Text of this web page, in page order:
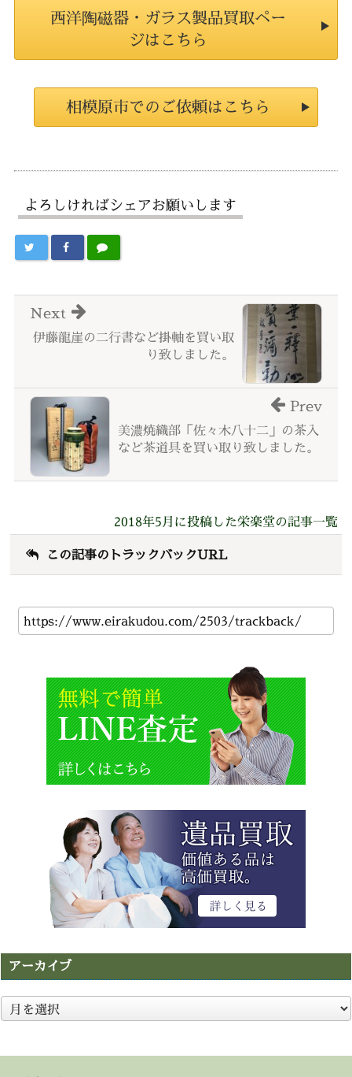
西洋陶磁器・ガラス製品買取ペー
ジはこちら
相模原市でのご依頼はこちら
よろしければシェアお願いします
伊藤龍崖の二行書など掛軸を買い取
り致しました。
Next
美濃焼織部「佐々木八十二」の茶入
など茶道具を買い取り致しました。
Prev
2018年5月に投稿した栄楽堂の記事一覧
この記事のトラックバックURL
アーカイブ
ア
ー
イ